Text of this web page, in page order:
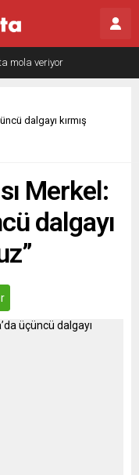
mola veriyor
dalgayı kırmış
Merkel:
dalgayı